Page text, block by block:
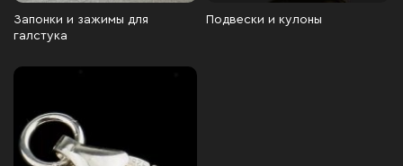
Запонки и зажимы для
галстука
Подвески и кулоны